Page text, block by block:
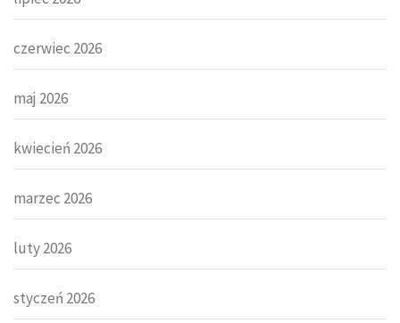
czerwiec 2026
maj 2026
kwiecień 2026
marzec 2026
luty 2026
styczeń 2026